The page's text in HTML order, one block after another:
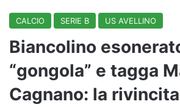
CALCIO SERIE B US AVELLINO
Biancolino
“gongola” e tagga
Cagnano: la